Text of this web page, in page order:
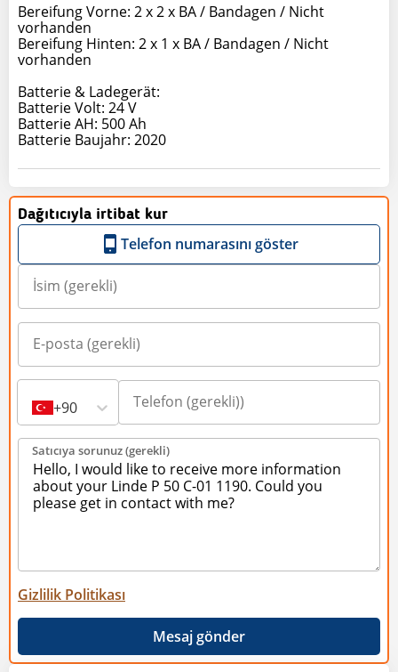
Bereifung Vorne: 2 x 2 x BA / Bandagen / Nicht
vorhanden
Bereifung Hinten: 2 x 1 x BA / Bandagen / Nicht
vorhanden
Batterie & Ladegerät:
Batterie Volt: 24 V
Batterie AH: 500 Ah
Batterie Baujahr: 2020
Dağıtıcıyla irtibat kur
Telefon numarasını göster
+90
Satıcıya sorunuz (gerekli)
Gizlilik Politikası
Mesaj gönder